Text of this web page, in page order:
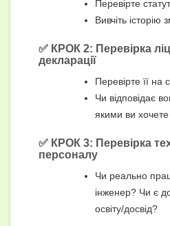
Перевірте
Вивчіть історію
✅ КРОК 2: Перевірка
декларації
Перевірте її на
Чи відповідає
якими ви
✅ КРОК 3: Перевірка
персоналу
Чи реально
інженер? Чи є
освіту/досвід?